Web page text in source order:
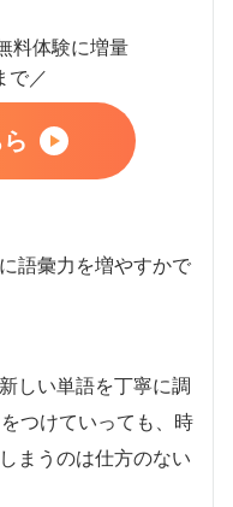
料体験に増量
で／
語彙力を増やすかで
しい単語を丁寧に調
つけていっても、時
まうのは仕方のない